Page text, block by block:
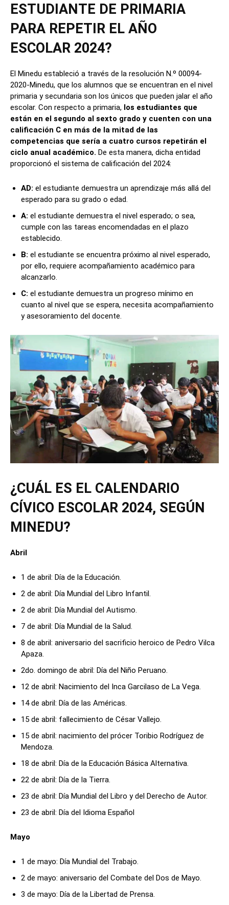
ESTUDIANTE DE PRIMARIA
PARA REPETIR EL AÑO
ESCOLAR 2024?
El Minedu estableció a través de la resolución N.º 00094-
2020-Minedu, que los alumnos que se encuentran en el nivel
primaria y secundaria son los únicos que pueden jalar el año
escolar. Con respecto a primaria, los estudiantes que
están en el segundo al sexto grado y cuenten con una
calificación C en más de la mitad de las
competencias que sería a cuatro cursos repetirán el
ciclo anual académico. De esta manera, dicha entidad
proporcionó el sistema de calificación del 2024:
AD: el estudiante demuestra un aprendizaje más allá del
esperado para su grado o edad.
A: el estudiante demuestra el nivel esperado; o sea,
cumple con las tareas encomendadas en el plazo
establecido.
B: el estudiante se encuentra próximo al nivel esperado,
por ello, requiere acompañamiento académico para
alcanzarlo.
C: el estudiante demuestra un progreso mínimo en
cuanto al nivel que se espera, necesita acompañamiento
y asesoramiento del docente.
¿CUÁL ES EL CALENDARIO
CÍVICO ESCOLAR 2024, SEGÚN
MINEDU?
Abril
1 de abril: Día de la Educación.
2 de abril: Día Mundial del Libro Infantil.
2 de abril: Día Mundial del Autismo.
7 de abril: Día Mundial de la Salud.
8 de abril: aniversario del sacrificio heroico de Pedro Vilca
Apaza.
2do. domingo de abril: Día del Niño Peruano.
12 de abril: Nacimiento del Inca Garcilaso de La Vega.
14 de abril: Día de las Américas.
15 de abril: fallecimiento de César Vallejo.
15 de abril: nacimiento del prócer Toribio Rodríguez de
Mendoza.
18 de abril: Día de la Educación Básica Alternativa.
22 de abril: Día de la Tierra.
23 de abril: Día Mundial del Libro y del Derecho de Autor.
23 de abril: Día del Idioma Español
Mayo
1 de mayo: Día Mundial del Trabajo.
2 de mayo: aniversario del Combate del Dos de Mayo.
3 de mayo: Día de la Libertad de Prensa.